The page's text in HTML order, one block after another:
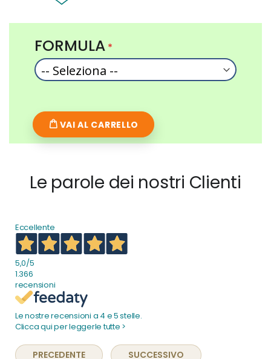
FORMULA
VAI AL CARRELLO
Le parole dei nostri Clienti
Eccellente
5,0/5
1.366
recensioni
Le nostre recensioni a 4 e 5 stelle.
Clicca qui per leggerle tutte >
PRECEDENTE SUCCESSIVO